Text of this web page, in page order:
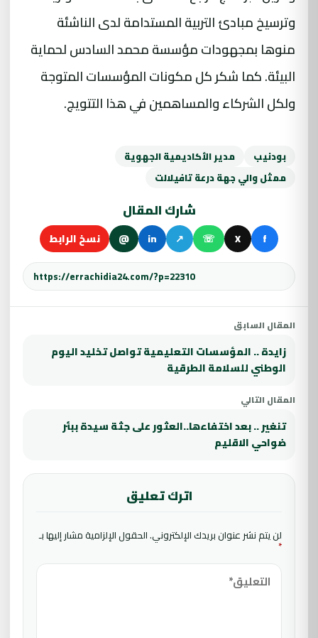
وترسيخ مبادئ التربية المستدامة لدى الناشئة
منوها بمجهودات مؤسسة محمد السادس لحماية
البيئة. كما شكر كل مكونات المؤسسات المتوجة
ولكل الشركاء والمساهمين في هذا التتويج.
بودنيب
مدير الأكاديمية الجهوية
ممثل والي جهة درعة تافيلالت
شارك المقال
f
X
☏
↗
in
@ نسخ الرابط
المقال السابق
زايدة .. المؤسسات التعليمية تواصل تخليد اليوم
الوطني للسلامة الطرقية
المقال التالي
تنغير .. بعد اختفاءها..العثور على جثة سيدة ببئر
ضواحي الاقليم
اترك تعليق
لن يتم نشر عنوان بريدك الإلكتروني.الحقول الإلزامية مشار إليها بـ
*